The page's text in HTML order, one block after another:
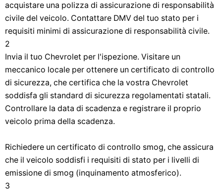
acquistare una polizza di assicurazione di responsabilità
civile del veicolo. Contattare DMV del tuo stato per i
requisiti minimi di assicurazione di responsabilità civile.
2
Invia il tuo Chevrolet per l'ispezione. Visitare un
meccanico locale per ottenere un certificato di controllo
di sicurezza, che certifica che la vostra Chevrolet
soddisfa gli standard di sicurezza regolamentati statali.
Controllare la data di scadenza e registrare il proprio
veicolo prima della scadenza.
Richiedere un certificato di controllo smog, che assicura
che il veicolo soddisfi i requisiti di stato per i livelli di
emissione di smog (inquinamento atmosferico).
3